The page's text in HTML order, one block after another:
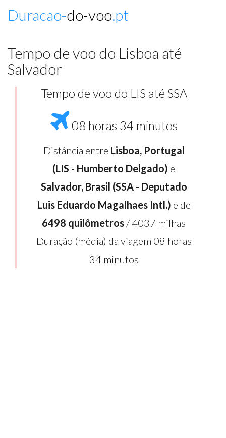
Duracao-do-voo.pt
Tempo de voo do Lisboa até
Salvador
Tempo de voo do LIS até SSA
08 horas 34 minutos
Distância entre Lisboa, Portugal
(LIS - Humberto Delgado) e
Salvador, Brasil (SSA - Deputado
Luis Eduardo Magalhaes Intl.) é de
6498 quilômetros / 4037 milhas
Duração (média) da viagem 08 horas
34 minutos